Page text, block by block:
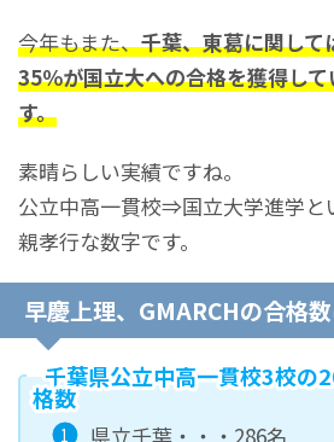
今年もまた、千葉、東葛に関し
35％が国立大への合格を獲得し
す。
素晴らしい実績ですね。
公立中高一貫校⇒国立大学進学と
親孝行な数字です。
早慶上理、GMARCHの合格
千葉県公立中高一貫校3校の
格数
県立千葉・・・286名